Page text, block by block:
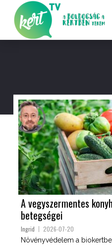
A vegyszermentes
betegségei
Ingrid 2026-07-20
Növényvédelem a